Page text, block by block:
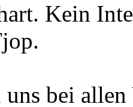
Kein
uns bei